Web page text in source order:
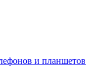
и планшетов